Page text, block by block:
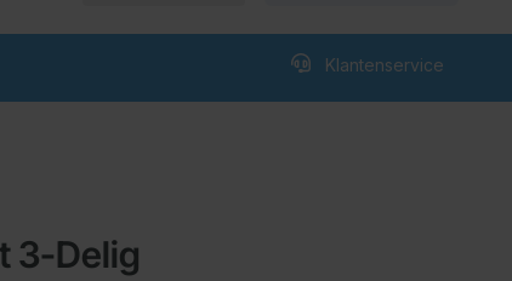
Klantenservice
3-Delig